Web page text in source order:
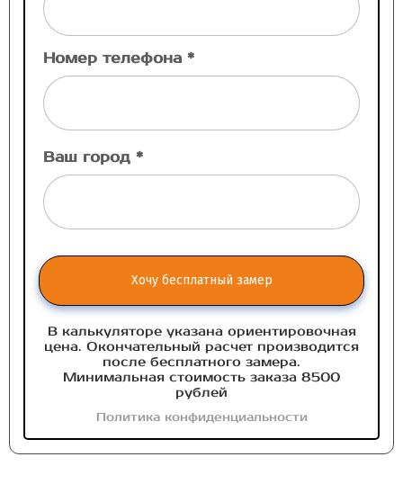
Номер телефона *
Ваш город *
Хочу бесплатный замер
В калькуляторе указана ориентировочная
цена. Окончательный расчет производится
после бесплатного замера.
Минимальная стоимость заказа 8500
рублей
Политика конфиденциальности